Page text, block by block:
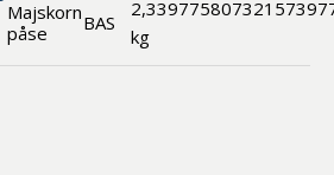
Majskorn
påse
BAS
2,3
kg
397758